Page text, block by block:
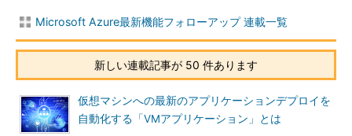
Microsoft Azure最新機能フォローアップ 連載一覧
新しい連載記事が 50 件あります
仮想マシンへの最新のアプリケーションデプロイを
自動化する「VMアプリケーション」とは